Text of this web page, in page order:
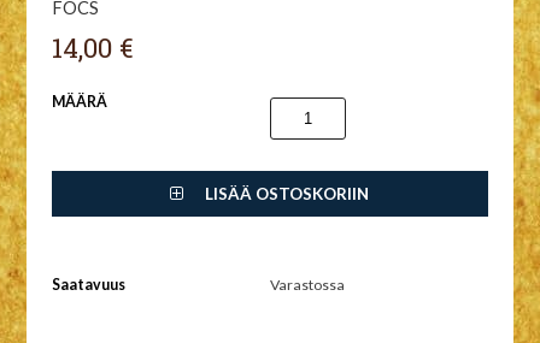
FOCS
14,00 €
MÄÄRÄ
LISÄÄ OSTOSKORIIN
Saatavuus Varastossa